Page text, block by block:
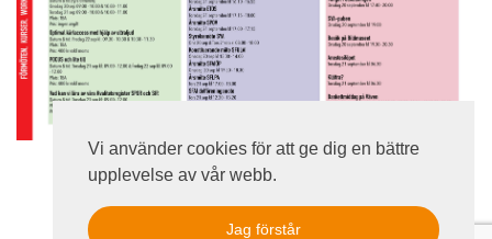
Vi använder cookies för att ge dig en bättre
upplevelse av vår webb.
Jag förstår